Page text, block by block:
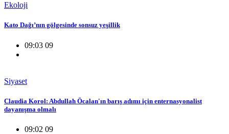
Ekoloji
Kato Dağı’nın gölgesinde sonsuz yeşillik
09:03 09
Siyaset
Claudia Korol: Abdullah Öcalan'ın barış adımı için enternasyonalist
dayanışma olmalı
09:02 09